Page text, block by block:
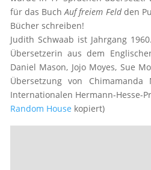
für das BuchAuf freiem Feldden
Bücher schreiben!
Judith Schwaab ist Jahrgang
Übersetzerin aus dem
Daniel Mason, Jojo Moyes, Sue
Übersetzung von
Internationalen Hermann-Hesse-
Random House kopiert)